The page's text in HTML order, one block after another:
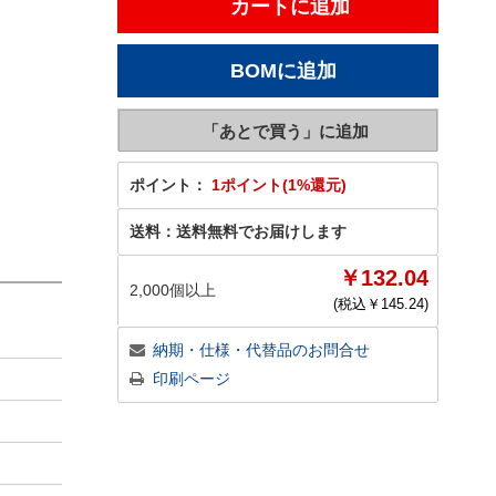
ポイント： 1ポイント(1%還元)
送料： 送料無料でお届けします
2,000個以上 ￥132.04
(税込￥ 145.24)
納期・仕様・代替品のお問合せ
印刷ページ